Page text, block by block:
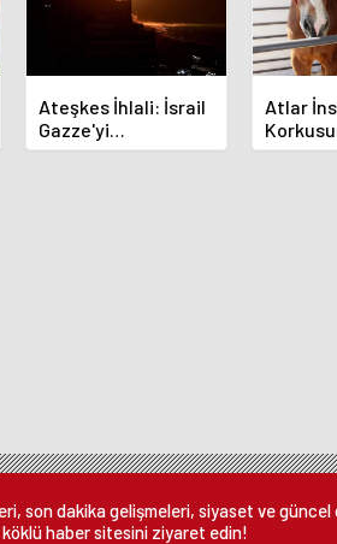
Ateşkes İhlali: İsrail
Gazze'yi
Bombalamaya
Atlar
son dakika gelişmeleri, siyaset ve güncel
köklü haber sitesini ziyaret edin!